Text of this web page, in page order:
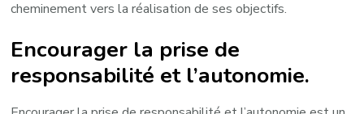
cheminement vers la réalisation de ses objectifs.
Encourager la prise de
responsabilité et l’autonomie.